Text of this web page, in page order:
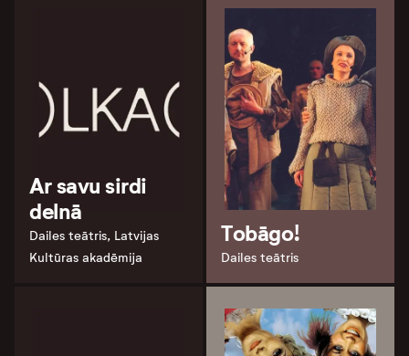
Ar savu sirdi
delnā
Dailes teātris, Latvijas
Kultūras akadēmija
Tobāgo!
Dailes teātris